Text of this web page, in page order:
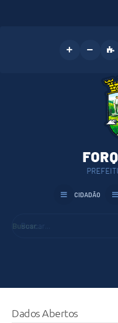
Buscar...
CIDADÃO
Dados Abertos